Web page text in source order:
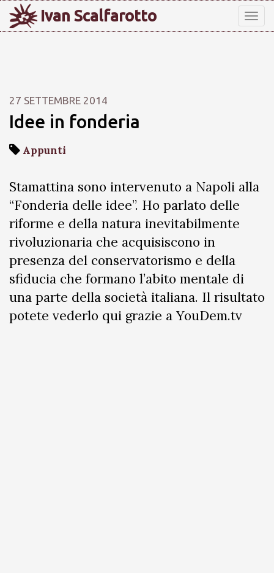
Ivan Scalfarotto
27 SETTEMBRE 2014
Idee in fonderia
Appunti
Stamattina sono intervenuto a Napoli alla
“Fonderia delle idee”. Ho parlato delle
riforme e della natura inevitabilmente
rivoluzionaria che acquisiscono in
presenza del conservatorismo e della
sfiducia che formano l’abito mentale di
una parte della società italiana. Il risultato
potete vederlo qui grazie a YouDem.tv